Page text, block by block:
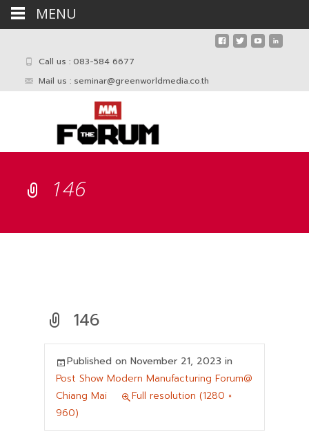
Call us : 083-584 6677
Mail us : seminar@greenworldmedia.co.th
146
146
Published on November 21, 2023 in
Post Show Modern Manufacturing Forum@
Chiang Mai
Full resolution (1280 ×
960)
MENU